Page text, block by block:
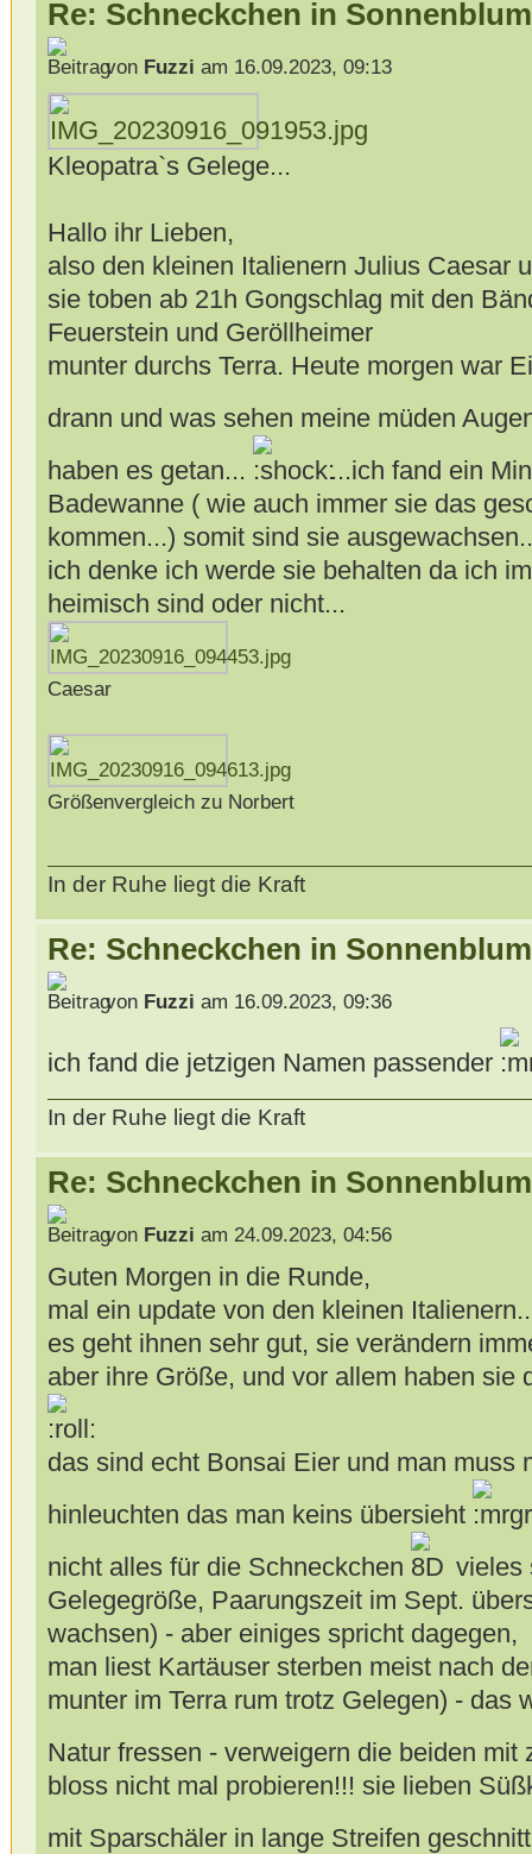
Re: Schneckchen in
von Fuzzi am 16.09.2023, 09:13
Kleopatra`s Gelege...
Hallo ihr Lieben,
also den kleinen Italienern Julius Caesar
sie toben ab 21h Gongschlag mit den
Feuerstein und Geröllheimer
munter durchs Terra. Heute morgen war
drann und was sehen meine müden
haben es getan...
...ich fand ein
Badewanne ( wie auch immer sie das
kommen...) somit sind sie
ich denke ich werde sie behalten da ich
heimisch sind oder nicht...
Caesar
Größenvergleich zu Norbert
In der Ruhe liegt die Kraft
Re: Schneckchen in
von Fuzzi am 16.09.2023, 09:36
ich fand die jetzigen Namen passender
In der Ruhe liegt die Kraft
Re: Schneckchen in
von Fuzzi am 24.09.2023, 04:56
Guten Morgen in die Runde,
mal ein update von den kleinen Italienern..
es geht ihnen sehr gut, sie verändern
aber ihre Größe, und vor allem haben sie
das sind echt Bonsai Eier und man muss
hinleuchten das man keins übersieht
nicht alles für die Schneckchen
vieles
Gelegegröße, Paarungszeit im Sept.
wachsen) - aber einiges spricht dagegen,
man liest Kartäuser sterben meist nach
munter im Terra rum trotz Gelegen) - das
Natur fressen - verweigern die beiden
bloss nicht mal probieren!!! sie lieben
mit Sparschäler in lange Streifen